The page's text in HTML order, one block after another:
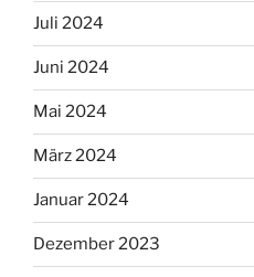
Juli 2024
Juni 2024
Mai 2024
März 2024
Januar 2024
Dezember 2023